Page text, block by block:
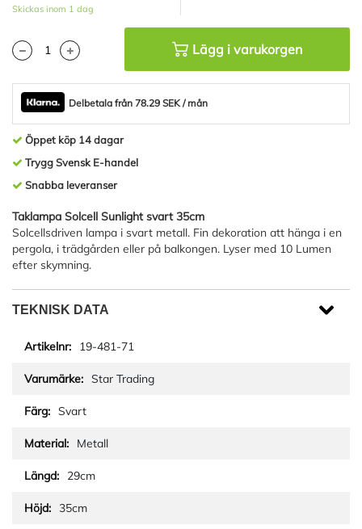
Skickas inom 1 dag
Lägg i varukorgen
Delbetala från 78.29 SEK / mån
Öppet köp 14 dagar
Trygg Svensk E-handel
Snabba leveranser
Taklampa Solcell Sunlight svart 35cm
Solcellsdriven lampa i svart metall. Fin dekoration att hänga i en
pergola, i trädgården eller på balkongen. Lyser med 10 Lumen
efter skymning.
TEKNISK DATA
19-481-71
Star Trading
Svart
Metall
29cm
35cm